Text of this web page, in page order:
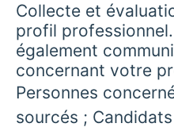
Collecte et
profil
également
concernant votre
Personnes
sourcés ;